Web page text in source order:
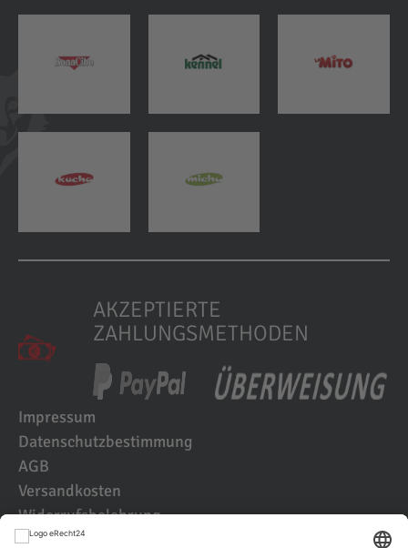
AKZEPTIERTE
ZAHLUNGSMETHODEN
Impressum
Datenschutzbestimmung
AGB
Versandkosten
Widerrufsbelehrung
Kundenbewertungen